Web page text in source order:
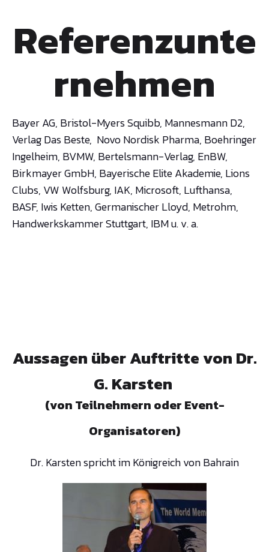
Referenzunte
rnehmen
Bayer AG, Bristol-Myers Squibb, Mannesmann D2,
Verlag Das Beste, Novo Nordisk Pharma, Boehringer
Ingelheim, BVMW, Bertelsmann-Verlag, EnBW,
Birkmayer GmbH, Bayerische Elite Akademie, Lions
Clubs, VW Wolfsburg, IAK, Microsoft, Lufthansa,
BASF, Iwis Ketten, Germanischer Lloyd, Metrohm,
Handwerkskammer Stuttgart, IBM u. v. a.
Aussagen über Auftritte von Dr.
G. Karsten
(von Teilnehmern oder Event-
Organisatoren)
Dr. Karsten spricht im Königreich von Bahrain